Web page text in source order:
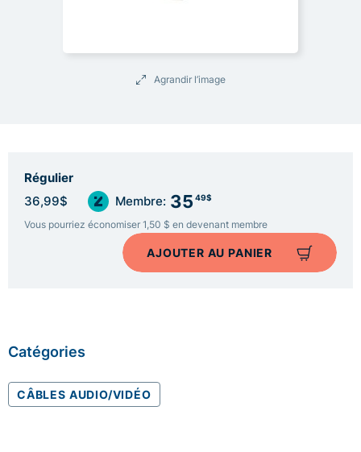
Agrandir l’image
Régulier
36,99$ Membre: 35 49$
Vous pourriez économiser 1,50 $ en devenant membre
AJOUTER AU PANIER
Catégories
CÂBLES AUDIO/VIDÉO